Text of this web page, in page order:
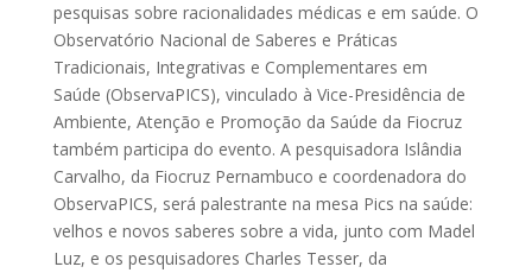
pesquisas sobre racionalidades médicas e em saúde. O
Observatório Nacional de Saberes e Práticas
Tradicionais, Integrativas e Complementares em
Saúde (ObservaPICS), vinculado à Vice-Presidência de
Ambiente, Atenção e Promoção da Saúde da Fiocruz
também participa do evento. A pesquisadora Islândia
Carvalho, da Fiocruz Pernambuco e coordenadora do
ObservaPICS, será palestrante na mesa Pics na saúde:
velhos e novos saberes sobre a vida, junto com Madel
Luz, e os pesquisadores Charles Tesser, da